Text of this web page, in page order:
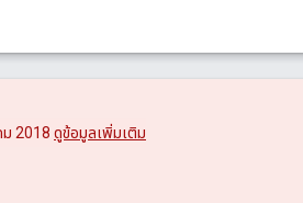
ม 2018 ดูข้อมูลเพิ่มเติม